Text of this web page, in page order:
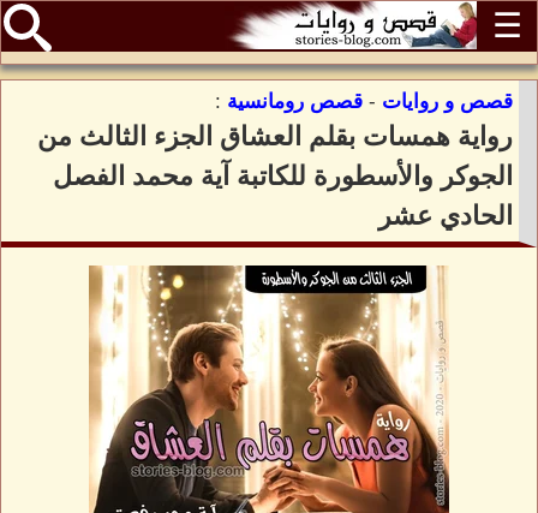
☰
قصص و روايات - قصص رومانسية :
رواية همسات بقلم العشاق الجزء الثالث من
الجوكر والأسطورة للكاتبة آية محمد الفصل
الحادي عشر